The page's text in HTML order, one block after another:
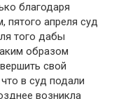
благодаря
пятого апреля суд
того дабы
образом
свой
в суд подали
возникла